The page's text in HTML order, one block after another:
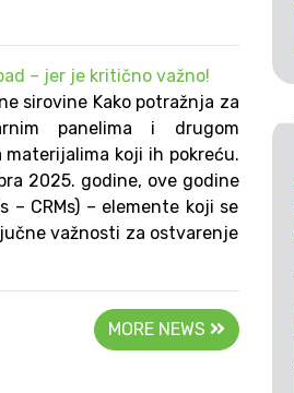
– jer je kritično važno!
sirovine Kako potražnja za
panelima i drugom
koji ih pokreću.
2025. godine, ove godine
CRMs) – elemente koji se
važnosti za ostvarenje
MORE NEWS